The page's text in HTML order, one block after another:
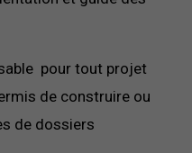
pour tout projet
de construire ou
de dossiers